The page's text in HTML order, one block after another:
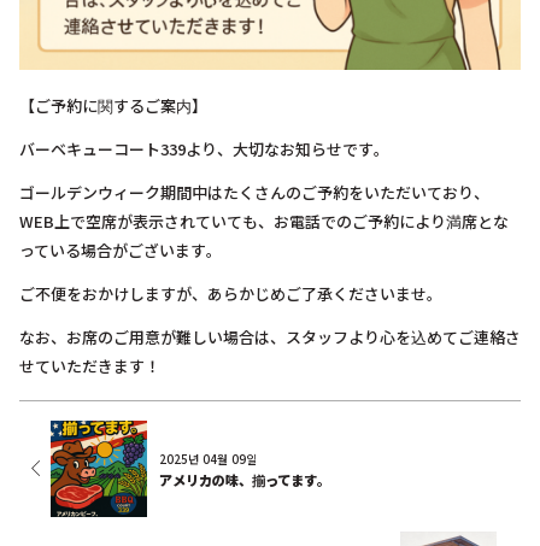
【ご予約に関するご案内】
バーベキューコート339より、大切なお知らせです。
ゴールデンウィーク期間中はたくさんのご予約をいただいており、
WEB上で空席が表示されていても、お電話でのご予約により満席とな
っている場合がございます。
ご不便をおかけしますが、あらかじめご了承くださいませ。
なお、お席のご用意が難しい場合は、スタッフより心を込めてご連絡さ
せていただきます！
2025년 04월 09일
アメリカの味、揃ってます。